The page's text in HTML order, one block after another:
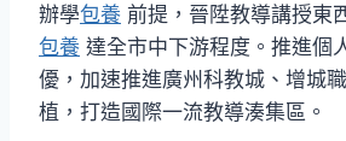
辦學包養 前提，晉陞教導講授東
包養 達全市中下游程度。推進個
優，加速推進廣州科教城、增城
植，打造國際一流教導湊集區。